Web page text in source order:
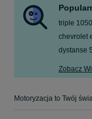
triple 1050
chevrolet
dystanse
Zobacz